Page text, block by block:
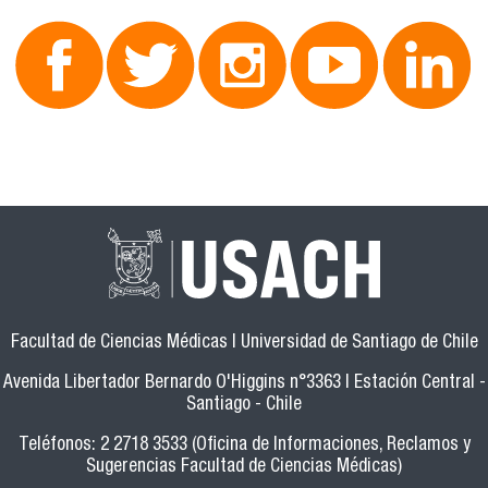
Facultad de Ciencias Médicas | Universidad de Santiago de Chile
Avenida Libertador Bernardo O'Higgins n°3363 | Estación Central -
Santiago - Chile
Teléfonos: 2 2718 3533 (Oficina de Informaciones, Reclamos y
Sugerencias Facultad de Ciencias Médicas)